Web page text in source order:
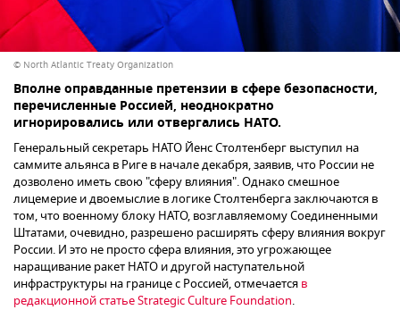
© North Atlantic Treaty Organization
Вполне оправданные претензии в сфере безопасности,
перечисленные Россией, неоднократно
игнорировались или отвергались НАТО.
Генеральный секретарь НАТО Йенс Столтенберг выступил на
саммите альянса в Риге в начале декабря, заявив, что России не
дозволено иметь свою "сферу влияния". Однако смешное
лицемерие и двоемыслие в логике Столтенберга заключаются в
том, что военному блоку НАТО, возглавляемому Соединенными
Штатами, очевидно, разрешено расширять сферу влияния вокруг
России. И это не просто сфера влияния, это угрожающее
наращивание ракет НАТО и другой наступательной
инфраструктуры на границе с Россией, отмечается в
редакционной статье Strategic Culture Foundation.